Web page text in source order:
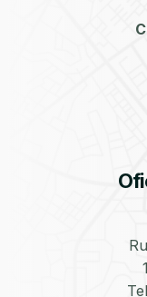
Azoto/
Rodas